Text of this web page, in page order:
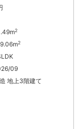
2
2
09
地上3階建て